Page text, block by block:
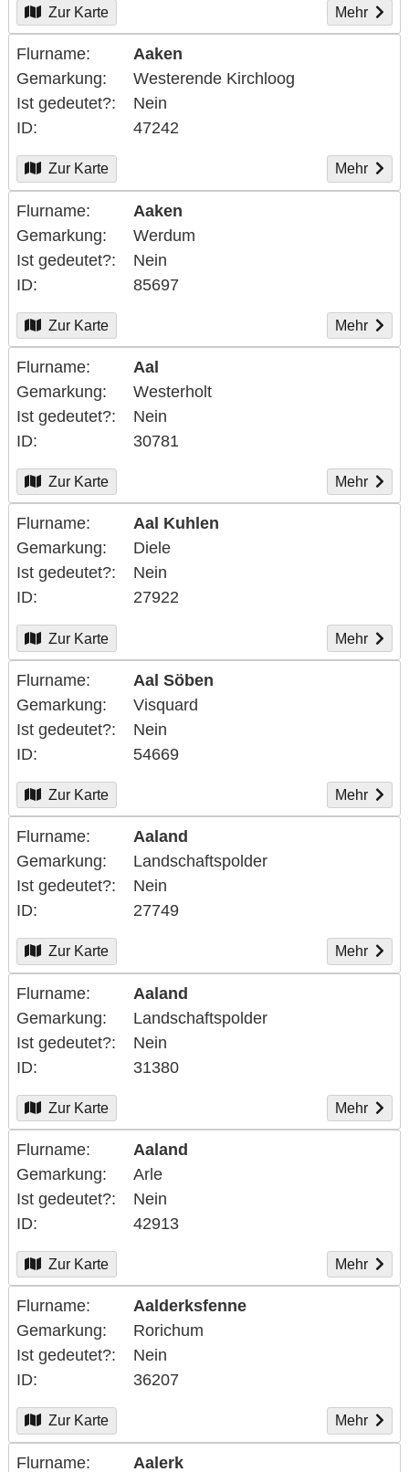
Zur Karte Mehr
Flurname
Aaken
Gemarkung
Westerende Kirchloog
Ist gedeutet?
Nein
ID
47242
Zur Karte Mehr
Flurname
Aaken
Gemarkung
Werdum
Ist gedeutet?
Nein
ID
85697
Zur Karte Mehr
Flurname
Aal
Gemarkung
Westerholt
Ist gedeutet?
Nein
ID
30781
Zur Karte Mehr
Flurname
Aal Kuhlen
Gemarkung
Diele
Ist gedeutet?
Nein
ID
27922
Zur Karte Mehr
Flurname
Aal Söben
Gemarkung
Visquard
Ist gedeutet?
Nein
ID
54669
Zur Karte Mehr
Flurname
Aaland
Gemarkung
Landschaftspolder
Ist gedeutet?
Nein
ID
27749
Zur Karte Mehr
Flurname
Aaland
Gemarkung
Landschaftspolder
Ist gedeutet?
Nein
ID
31380
Zur Karte Mehr
Flurname
Aaland
Gemarkung
Arle
Ist gedeutet?
Nein
ID
42913
Zur Karte Mehr
Flurname
Aalderksfenne
Gemarkung
Rorichum
Ist gedeutet?
Nein
ID
36207
Zur Karte Mehr
Flurname Aalerk